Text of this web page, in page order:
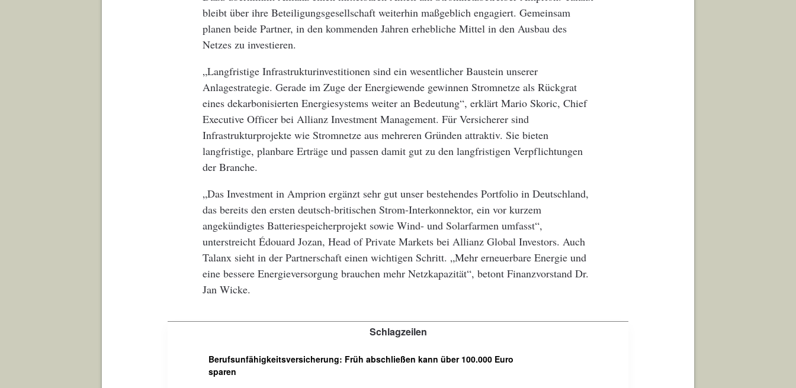
bleibt über ihre Beteiligungsgesellschaft weiterhin maßgeblich engagiert. Gemeinsam
planen beide Partner, in den kommenden Jahren erhebliche Mittel in den Ausbau des
Netzes zu investieren.
„Langfristige Infrastrukturinvestitionen sind ein wesentlicher Baustein unserer
Anlagestrategie. Gerade im Zuge der Energiewende gewinnen Stromnetze als Rückgrat
eines dekarbonisierten Energiesystems weiter an Bedeutung“, erklärt Mario Skoric, Chief
Executive Officer bei Allianz Investment Management. Für Versicherer sind
Infrastrukturprojekte wie Stromnetze aus mehreren Gründen attraktiv. Sie bieten
langfristige, planbare Erträge und passen damit gut zu den langfristigen Verpflichtungen
der Branche.
„Das Investment in Amprion ergänzt sehr gut unser bestehendes Portfolio in Deutschland,
das bereits den ersten deutsch-britischen Strom-Interkonnektor, ein vor kurzem
angekündigtes Batteriespeicherprojekt sowie Wind- und Solarfarmen umfasst“,
unterstreicht Édouard Jozan, Head of Private Markets bei Allianz Global Investors. Auch
Talanx sieht in der Partnerschaft einen wichtigen Schritt. „Mehr erneuerbare Energie und
eine bessere Energieversorgung brauchen mehr Netzkapazität“, betont Finanzvorstand Dr.
Jan Wicke.
Schlagzeilen
Berufsunfähigkeitsversicherung: Früh abschließen kann über 100.000 Euro
sparen